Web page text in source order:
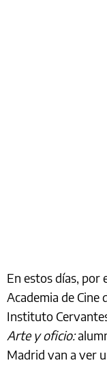
En estos días, por
Academia de Cine
Instituto
Arte y oficio:
Madrid van a ver